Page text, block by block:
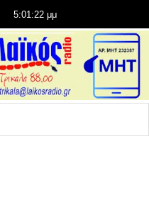
5:01:23 μμ